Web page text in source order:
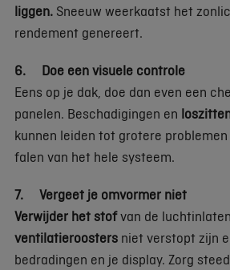
liggen. Sneeuw weerkaatst het
rendement genereert.
6. Doe een visuele controle
Eens op je dak, doe dan even een
panelen. Beschadigingen en
kunnen leiden tot grotere
falen van het hele systeem.
7. Vergeet je omvormer niet
Verwijder het stofvan de
ventilatieroosters niet verstopt zijn
bedradingen en je display. Zorg